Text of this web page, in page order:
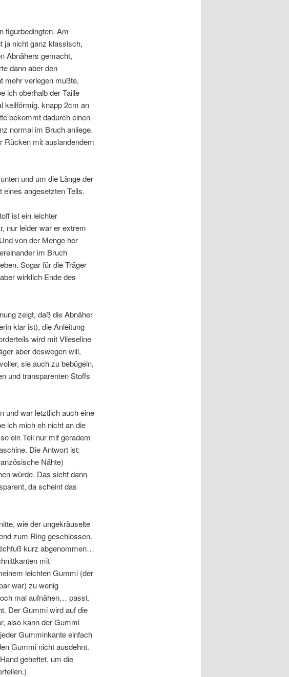
figurbedingten. Am
ja nicht ganz klassisch,
Abnähers gemacht,
dann aber den
mehr verlegen mußte,
ich oberhalb der Taille
keilförmig, knapp 2cm an
bekommt dadurch einen
normal im Bruch anliege.
Rücken mit auslandendem
und um die Länge der
angesetzten Teils.
ist ein leichter
nur leider war er extrem
von der Menge her
im Bruch
Sogar für die Träger
wirklich Ende des
zeigt, daß die Abnäher
klar ist), die Anleitung
wird mit Vlieseline
aber deswegen will,
sie auch zu bebügeln,
und transparenten Stoffs
und war letztlich auch eine
ich mich eh nicht an die
ein Teil nur mit geradem
Die Antwort ist:
Nähte)
würde. Das sieht dann
da scheint das
wie der ungekräuselte
zum Ring geschlossen.
kurz abgenommen…
mit
leichten Gummi (der
war) zu wenig
mal aufnähen… passt.
Der Gummi wird auf die
also kann der Gummi
Gumminkante einfach
Gummi nicht ausdehnt.
geheftet, um die